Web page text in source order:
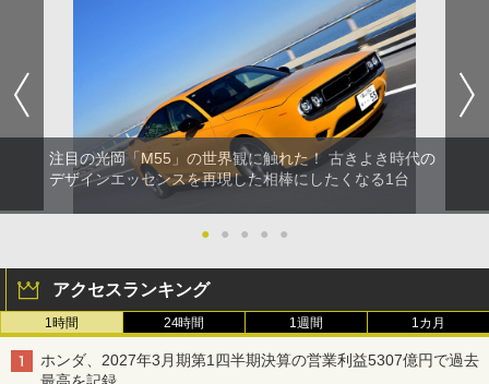
注目の光岡「M55」の世界観に触れた！ 古きよき時代の
デザインエッセンスを再現した相棒にしたくなる1台
● ● ● ● ●
アクセスランキング
1時間 24時間 1週間 1カ月
ホンダ、2027年3月期第1四半期決算の営業利益5307億円で過去